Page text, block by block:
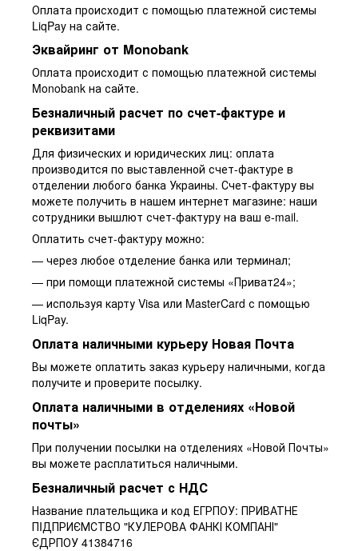
Оплата происходит с помощью платежной системы
LiqPay на сайте.
Эквайринг от Monobank
Оплата происходит с помощью платежной системы
Monobank на сайте.
Безналичный расчет по счет-фактуре и
реквизитами
Для физических и юридических лиц: оплата
производится по выставленной счет-фактуре в
отделении любого банка Украины. Счет-фактуру вы
можете получить в нашем интернет магазине: наши
сотрудники вышлют счет-фактуру на ваш e-mail.
Оплатить счет-фактуру можно:
— через любое отделение банка или терминал;
— при помощи платежной системы «Приват24»;
— используя карту Visa или MasterCard с помощью
LiqPay.
Оплата наличными курьеру Новая Почта
Вы можете оплатить заказ курьеру наличными, когда
получите и проверите посылку.
Оплата наличными в отделениях «Новой
почты»
При получении посылки на отделениях «Новой Почты»
вы можете расплатиться наличными.
Безналичный расчет с НДС
Название плательщика и код ЕГРПОУ: ПРИВАТНЕ
ПIДПРИЄМСТВО "КУЛЕРОВА ФАНКІ КОМПАНІ"
ЄДРПОУ 41384716